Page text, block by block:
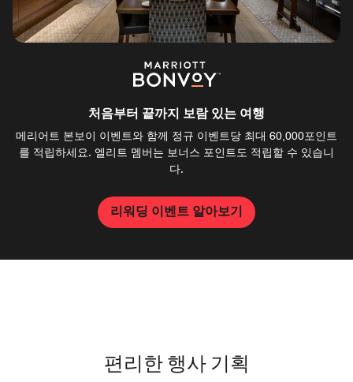
처음부터 끝까지 보람 있는 여행
메리어트 본보이 이벤트와 함께 정규 이벤트당 최대 60,000포인트
를 적립하세요. 엘리트 멤버는 보너스 포인트도 적립할 수 있습니
다.
리워딩 이벤트 알아보기
편리한 행사 기획